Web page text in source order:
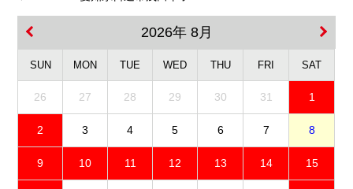
2026年 8月
SUN MON TUE WED THU FRI SAT
26 27 28 29 30 31 1
2 3 4 5 6 7 8
9 10 11 12 13 14 15